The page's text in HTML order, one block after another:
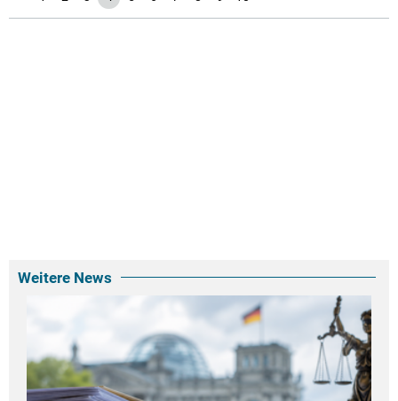
Weitere News